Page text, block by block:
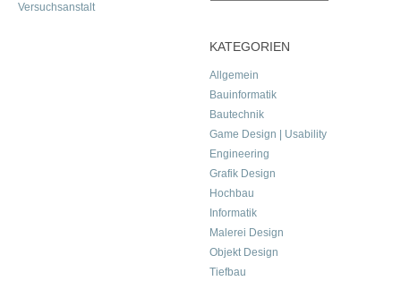
Versuchsanstalt
KATEGORIEN
Allgemein
Bauinformatik
Bautechnik
Game Design | Usability
Engineering
Grafik Design
Hochbau
Informatik
Malerei Design
Objekt Design
Tiefbau